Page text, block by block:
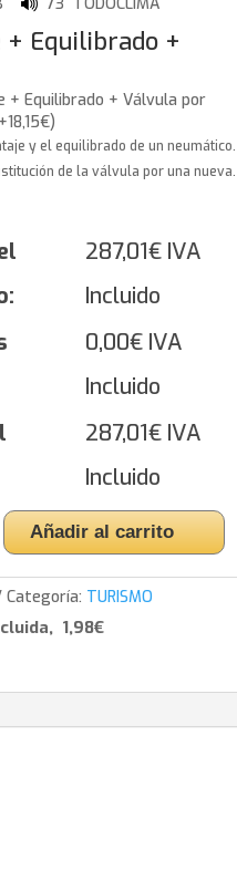
73 TODOCLIMA
+ Equilibrado +
+ Equilibrado + Válvula por
+18,15€)
y el equilibrado de un neumático.
de la válvula por una nueva.
287,01€ IVA
Incluido
0,00€IVA
Incluido
287,01€IVA
Incluido
Añadir al carrito
Categoría: TURISMO
1,98€